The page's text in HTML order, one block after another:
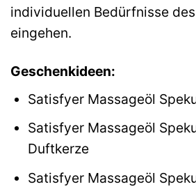
individuellen Bedürfnisse
eingehen.
Geschenkideen:
Satisfyer Massageöl
Satisfyer Massageöl
Duftkerze
Satisfyer Massageöl